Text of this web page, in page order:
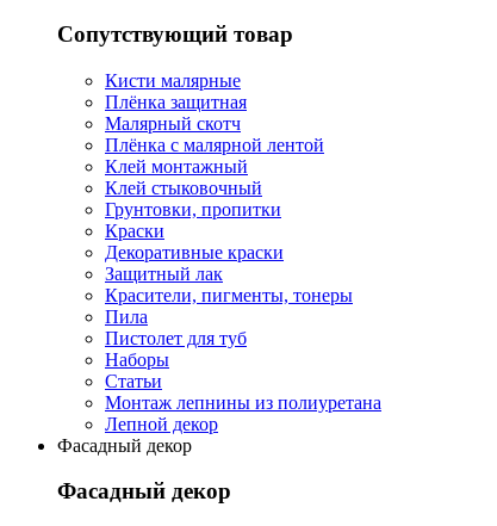
Сопутствующий товар
Кисти малярные
Плёнка защитная
Малярный скотч
Плёнка с малярной лентой
Клей монтажный
Клей стыковочный
Грунтовки, пропитки
Краски
Декоративные краски
Защитный лак
Красители, пигменты, тонеры
Пила
Пистолет для туб
Наборы
Статьи
Монтаж лепнины из полиуретана
Лепной декор
Фасадный декор
Фасадный декор